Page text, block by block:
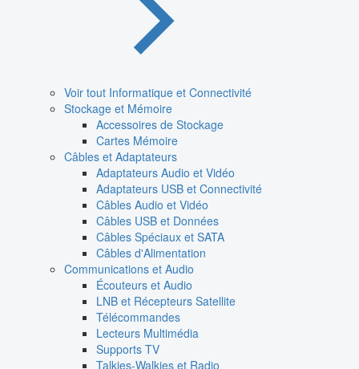
Voir tout Informatique et Connectivité
Stockage et Mémoire
Accessoires de Stockage
Cartes Mémoire
Câbles et Adaptateurs
Adaptateurs Audio et Vidéo
Adaptateurs USB et Connectivité
Câbles Audio et Vidéo
Câbles USB et Données
Câbles Spéciaux et SATA
Câbles d'Alimentation
Communications et Audio
Écouteurs et Audio
LNB et Récepteurs Satellite
Télécommandes
Lecteurs Multimédia
Supports TV
Talkies-Walkies et Radio